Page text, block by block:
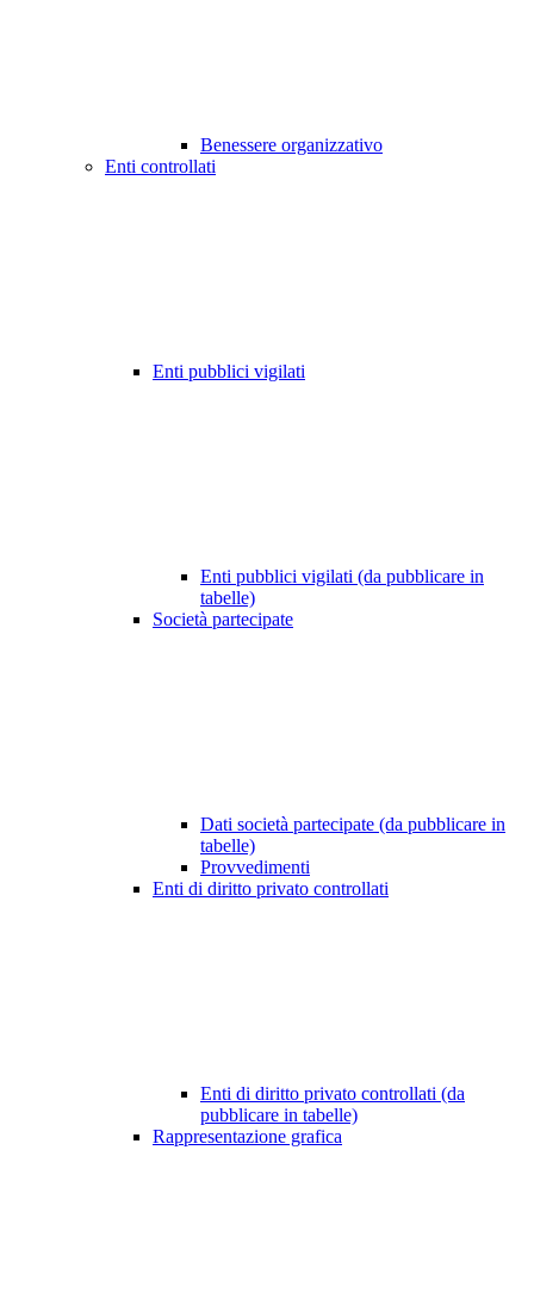
Benessere organizzativo
Enti controllati
Enti pubblici vigilati
Enti pubblici vigilati (da pubblicare in
tabelle)
Società partecipate
Dati società partecipate (da pubblicare in
tabelle)
Provvedimenti
Enti di diritto privato controllati
Enti di diritto privato controllati (da
pubblicare in tabelle)
Rappresentazione grafica